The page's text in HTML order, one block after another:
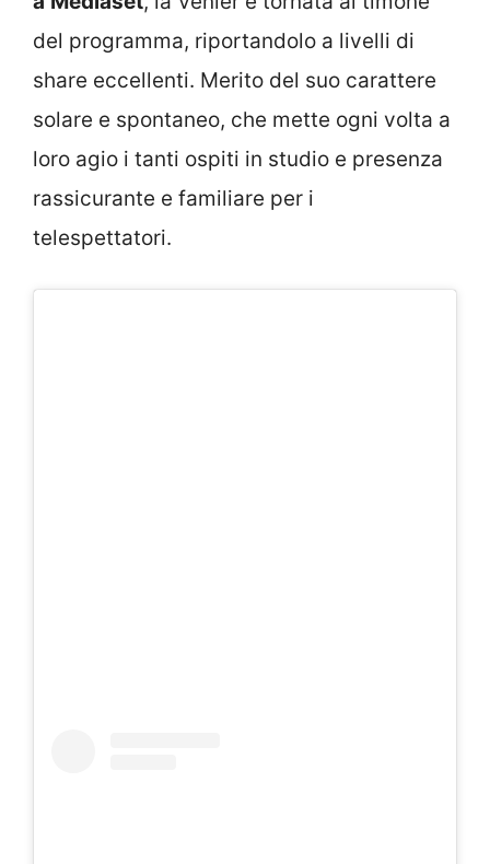
del programma, riportandolo a livelli di
share eccellenti. Merito del suo carattere
solare e spontaneo, che mette ogni volta a
loro agio i tanti ospiti in studio e presenza
rassicurante e familiare per i
telespettatori.